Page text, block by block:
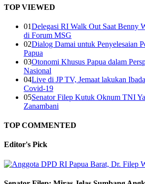
TOP VIEWED
01Delegasi RI Walk Out Saat Benny
di Forum MSG
02Dialog Damai untuk Penyelesaian
Papua
03Otonomi Khusus Papua dalam
Nasional
04Live di JP TV, Jemaat lakukan
Covid-19
05Senator Filep Kutuk Oknum TNI
Zanambani
TOP COMMENTED
Editor's Pick